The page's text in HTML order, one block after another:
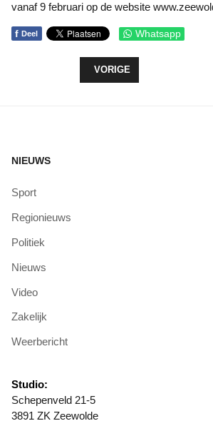
vanaf 9 februari op de website
f Deel Whatsapp
VORIG ARTIKEL: ORANJE
VORIGE
NIEUWS
Sport
Regionieuws
Politiek
Nieuws
Video
Zakelijk
Weerbericht
Studio:
Schepenveld 21-5
3891 ZK Zeewolde